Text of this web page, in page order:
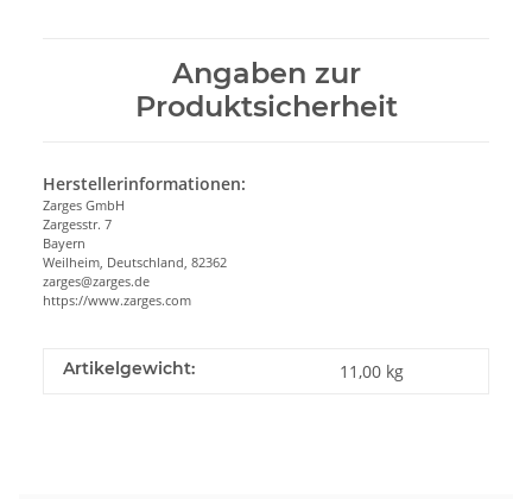
Angaben zur
Produktsicherheit
Herstellerinformationen:
Zarges GmbH
Zargesstr. 7
Bayern
Weilheim, Deutschland, 82362
zarges@zarges.de
https://www.zarges.com
Artikelgewicht: 11,00 kg